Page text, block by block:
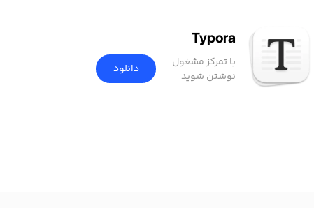
Typora
با تمرکز مشغول
نوشتن شوید
دانلود